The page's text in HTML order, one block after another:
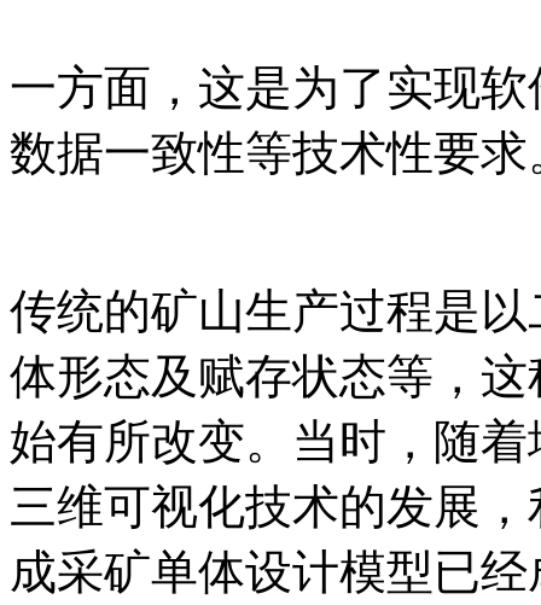
一方面，这是为了实现
数据一致性等技术性要求
传统的矿山生产过程是
体形态及赋存状态等，
始有所改变。当时，随
三维可视化技术的发展
成采矿单体设计模型已